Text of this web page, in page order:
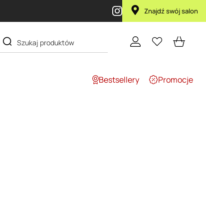
Znajdź swój salon
Bestsellery Promocje